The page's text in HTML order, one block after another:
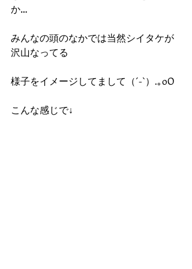
か…
みんなの頭のなかでは当然シイタケが
沢山なってる
様子をイメージしてまして（´-`）.｡oO
こんな感じで↓